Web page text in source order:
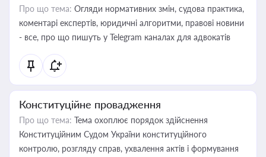
Про що тема: Огляди нормативних змін, судова практика,
коментарі експертів, юридичні алгоритми, правові новини
- все, про що пишуть у Telegram каналах для адвокатів
Конституційне провадження
Про що тема: Тема охоплює порядок здійснення
Конституційним Судом України конституційного
контролю, розгляду справ, ухвалення актів і формування